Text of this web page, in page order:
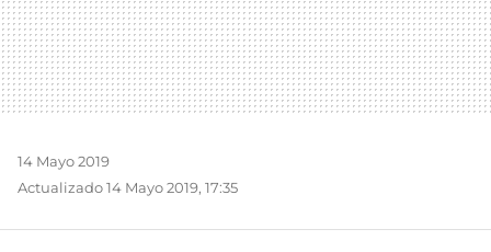
14 Mayo 2019
Actualizado 14 Mayo 2019, 17:35